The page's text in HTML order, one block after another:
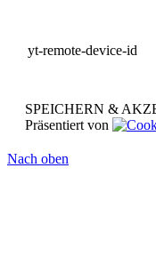
yt-remote-device-id
SPEICHERN &
Präsentiert von
Nach oben